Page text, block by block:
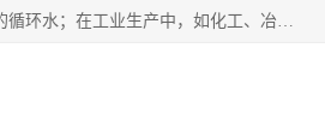
冷却塔广泛应用于工业、电力行业、空调系统等领域。在电力行业中，用于冷却发电机组的循环水；在工业生产中，如化工、冶金等行业，可降低生产过程中产生的热量；在空调系统中，为空调设备提供冷却水源